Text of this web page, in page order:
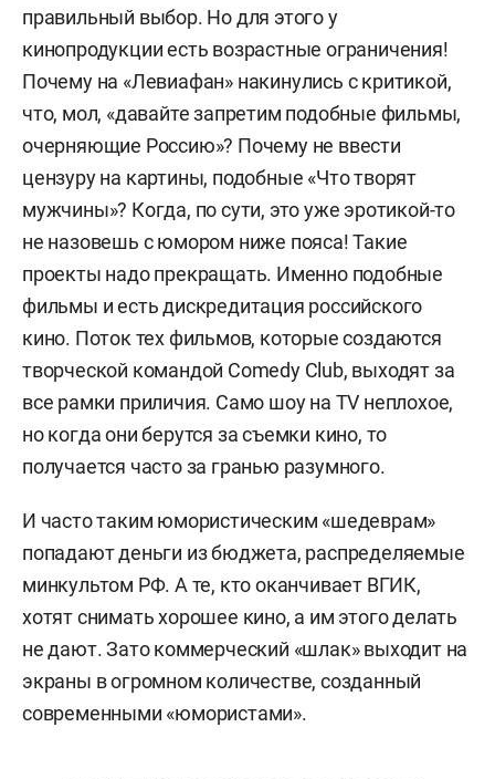
правильный выбор. Но для этого у
кинопродукции есть возрастные ограничения!
Почему на «Левиафан» накинулись с критикой,
что, мол, «давайте запретим подобные фильмы,
очерняющие Россию»? Почему не ввести
цензуру на картины, подобные «Что творят
мужчины»? Когда, по сути, это уже эротикой-то
не назовешь с юмором ниже пояса! Такие
проекты надо прекращать. Именно подобные
фильмы и есть дискредитация российского
кино. Поток тех фильмов, которые создаются
творческой командой Comedy Club, выходят за
все рамки приличия. Само шоу на ТV неплохое,
но когда они берутся за съемки кино, то
получается часто за гранью разумного.
И часто таким юмористическим «шедеврам»
попадают деньги из бюджета, распределяемые
минкультом РФ. А те, кто оканчивает ВГИК,
хотят снимать хорошее кино, а им этого делать
не дают. Зато коммерческий «шлак» выходит на
экраны в огромном количестве, созданный
современными «юмористами».